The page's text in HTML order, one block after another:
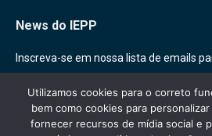
News do IEPP
Inscreva-se em nossa lista de emails
Utilizamos cookies para o correto
bem como cookies para
fornecer recursos de mídia social e